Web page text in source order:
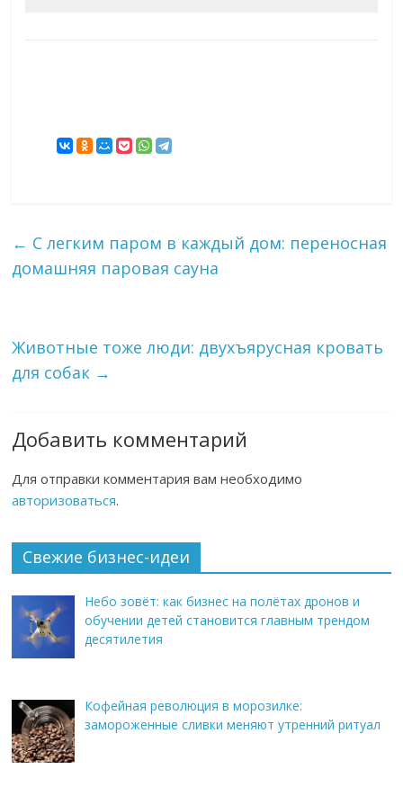
← С легким паром в каждый дом: переносная
домашняя паровая сауна
Животные тоже люди: двухъярусная кровать
для собак →
Добавить комментарий
Для отправки комментария вам необходимо
авторизоваться.
Свежие бизнес-идеи
Небо зовёт: как бизнес на полётах дронов и
обучении детей становится главным трендом
десятилетия
Кофейная революция в морозилке:
замороженные сливки меняют утренний ритуал